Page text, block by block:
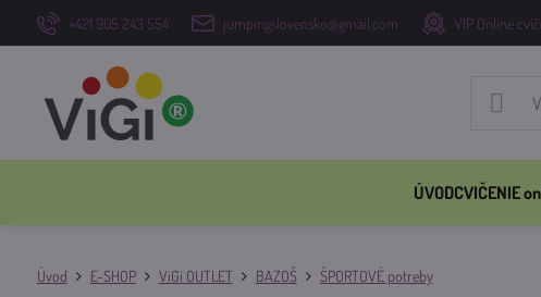
+421 905 243 554 jumpingslovensko@gmail.com VIP Online
ÚVODCVIČENIE
Úvod E-SHOP ViGi OUTLET BAZOŠ ŠPORTOVÉ potreby